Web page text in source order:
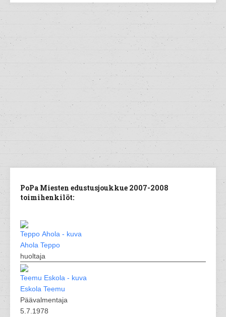
PoPa Miesten edustusjoukkue 2007-2008
toimihenkilöt:
Ahola Teppo
huoltaja
Eskola Teemu
Päävalmentaja
5.7.1978